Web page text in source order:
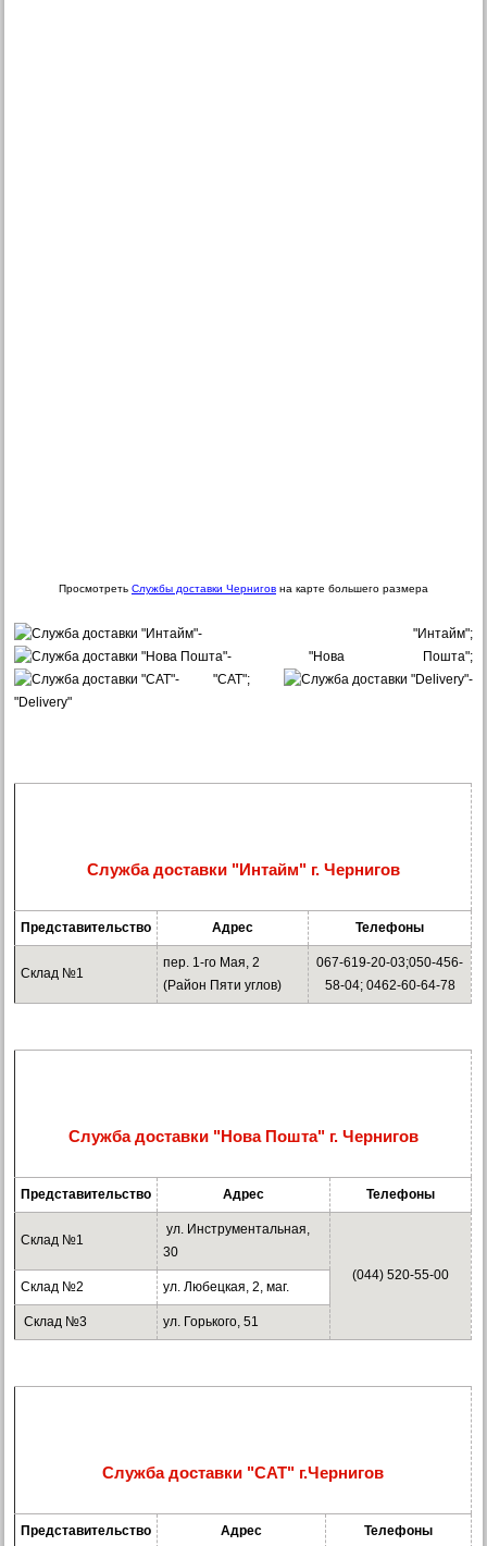
Просмотреть Службы доставки Черниговна карте большего размера
- "Интайм";
- "Нова Пошта";
- "САТ";
-
"Delivery"
Служба доставки "Интайм" г. Чернигов
Представительство Адрес Телефоны
Склад №1
пер. 1-го Мая, 2
(Район Пяти углов)
067-619-20-03;050-456-
58-04; 0462-60-64-78
Служба доставки "Нова Пошта" г. Чернигов
Представительство Адрес Телефоны
Склад №1
ул. Инструментальная,
30
(044) 520-55-00
Склад №2 ул. Любецкая, 2, маг.
Склад №3 ул. Горького, 51
Служба доставки "САТ" г.Чернигов
Представительство Адрес Телефоны